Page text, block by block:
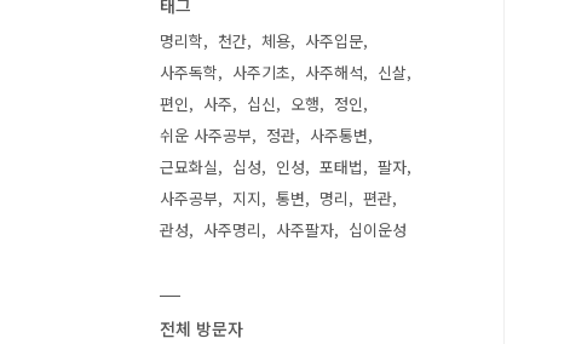
태그
명리학 천간 체용
사주입문
사주독학
사주기초 사주해석
신살
편인
사주 십신 오행
정인
쉬운 사주공부
정관
사주통변
근묘화실
십성 인성 포태법
팔자
사주공부
지지 통변 명리
편관
관성
사주명리 사주팔자 십이운성
전체 방문자